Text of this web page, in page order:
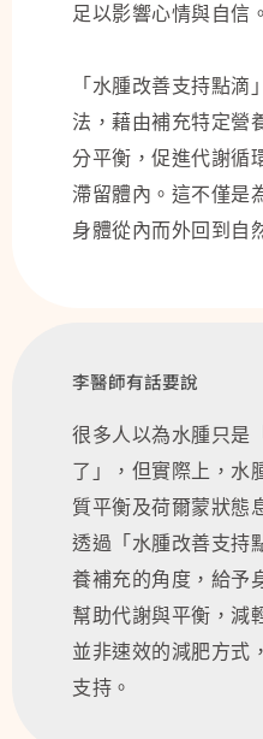
足以影響心情與自信。
「水腫改善支持點
法，藉由補充特定營
分平衡，促進代謝循
滯留體內。這不僅是
身體從內而外回到自
李醫師有話要說
很多人以為水腫只是
了」，但實際上，水
質平衡及荷爾蒙狀態
透過「水腫改善支持
養補充的角度，給予
幫助代謝與平衡，減
並非速效的減肥方式
支持。